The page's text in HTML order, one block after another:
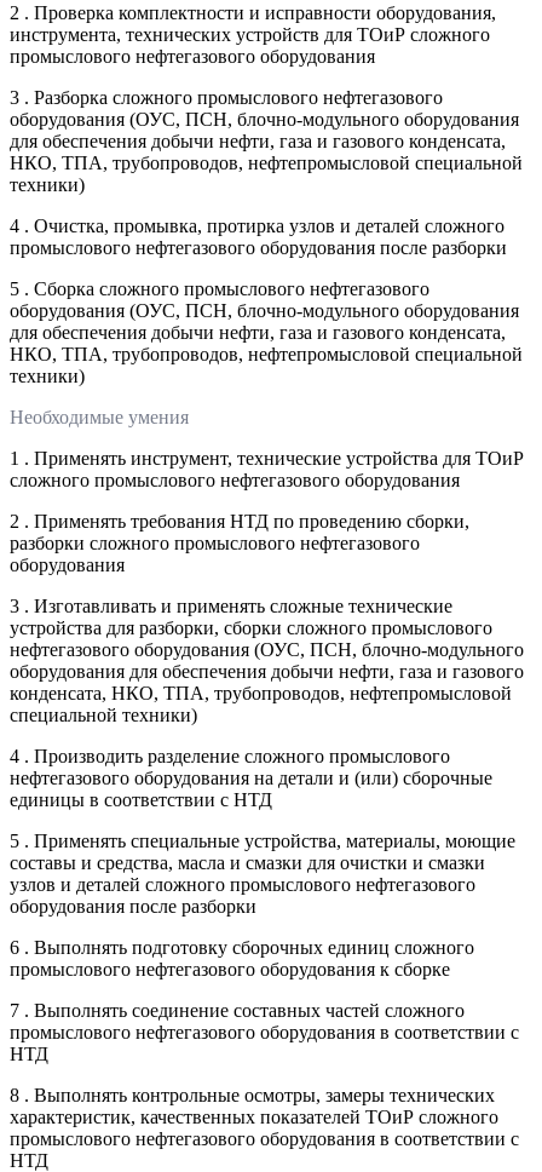
2 . Проверка комплектности и исправности оборудования,
инструмента, технических устройств для ТОиР сложного
промыслового нефтегазового оборудования
3 . Разборка сложного промыслового нефтегазового
оборудования (ОУС, ПСН, блочно-модульного оборудования
для обеспечения добычи нефти, газа и газового конденсата,
НКО, ТПА, трубопроводов, нефтепромысловой специальной
техники)
4 . Очистка, промывка, протирка узлов и деталей сложного
промыслового нефтегазового оборудования после разборки
5 . Сборка сложного промыслового нефтегазового
оборудования (ОУС, ПСН, блочно-модульного оборудования
для обеспечения добычи нефти, газа и газового конденсата,
НКО, ТПА, трубопроводов, нефтепромысловой специальной
техники)
Необходимые умения
1 . Применять инструмент, технические устройства для ТОиР
сложного промыслового нефтегазового оборудования
2 . Применять требования НТД по проведению сборки,
разборки сложного промыслового нефтегазового
оборудования
3 . Изготавливать и применять сложные технические
устройства для разборки, сборки сложного промыслового
нефтегазового оборудования (ОУС, ПСН, блочно-модульного
оборудования для обеспечения добычи нефти, газа и газового
конденсата, НКО, ТПА, трубопроводов, нефтепромысловой
специальной техники)
4 . Производить разделение сложного промыслового
нефтегазового оборудования на детали и (или) сборочные
единицы в соответствии с НТД
5 . Применять специальные устройства, материалы, моющие
составы и средства, масла и смазки для очистки и смазки
узлов и деталей сложного промыслового нефтегазового
оборудования после разборки
6 . Выполнять подготовку сборочных единиц сложного
промыслового нефтегазового оборудования к сборке
7 . Выполнять соединение составных частей сложного
промыслового нефтегазового оборудования в соответствии с
НТД
8 . Выполнять контрольные осмотры, замеры технических
характеристик, качественных показателей ТОиР сложного
промыслового нефтегазового оборудования в соответствии с
НТД